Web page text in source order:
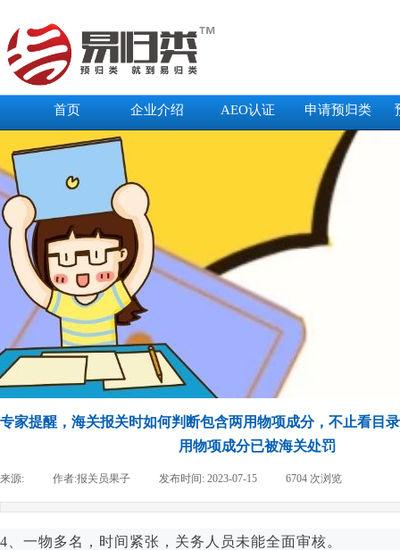
首页 企业介绍 AEO认证 申请预归类
专家提醒，海关报关时如何判断包含两用物项成分，不止看目
用物项成分已被海关处罚
来源: 作者:报关员果子 发布时间: 2023-07-15 6704 次浏览
4、一物多名，时间紧张，关务人员未能全面审核。